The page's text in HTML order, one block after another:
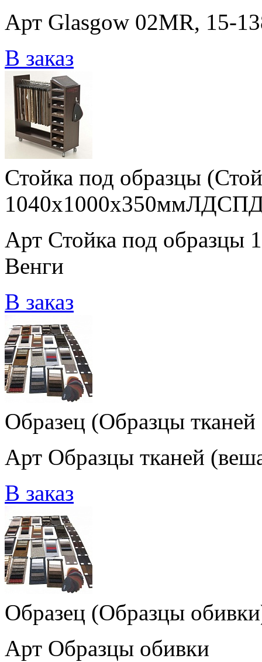
Арт Glasgow 02MR, 15-
В заказ
Стойка под образцы
Арт Стойка под
Венги
В заказ
Образец (Образцы
Арт Образцы тканей
В заказ
Образец (Образцы
Арт Образцы обивки